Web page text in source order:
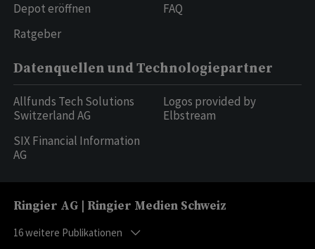
Depot eröffnen
Ratgeber
FAQ
Datenquellen und Technologiepartner
Allfunds Tech Solutions
Switzerland AG
SIX Financial Information
AG
Logos provided by
Elbstream
Ringier AG | Ringier Medien Schweiz
16weitere Publikationen